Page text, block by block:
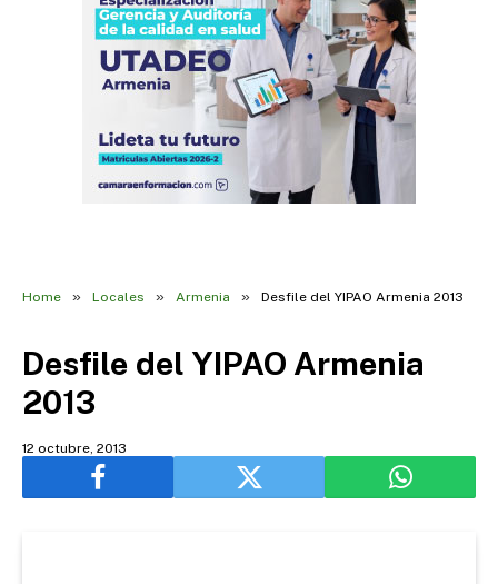
Home » Locales » Armenia » Desfile del YIPAO Armenia 2013
Desfile del YIPAO Armenia
2013
12 octubre, 2013